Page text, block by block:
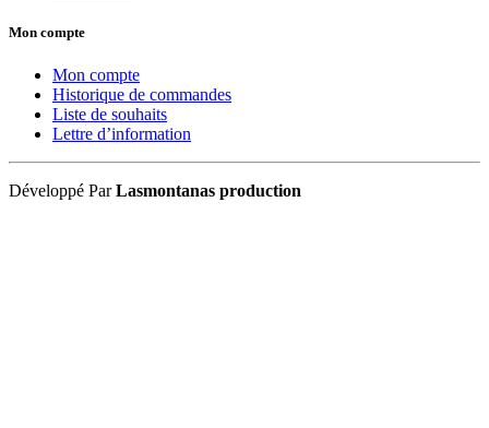
Mon compte
Mon compte
Historique de commandes
Liste de souhaits
Lettre d’information
Développé ParLasmontanas production